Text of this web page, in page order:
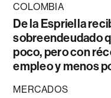
COLOMBIA
De la Espriella
sobreendeudado
poco, pero con
empleo y menos
MERCADOS